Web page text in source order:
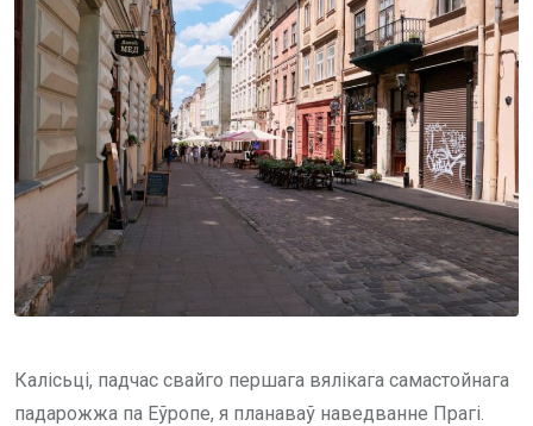
Калісьці, падчас свайго першага вялікага самастойнага
падарожжа па Еўропе, я планаваў наведванне Прагі.